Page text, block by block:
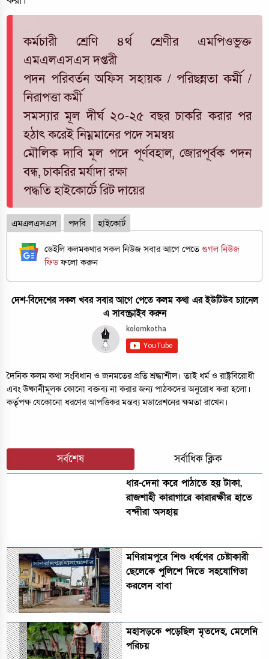
কর্মচারী শ্রেণি ৪র্থ শ্রেণীর এমপিওভুক্ত
এমএলএসএস দপ্তরী
পদন পরিবর্তন অফিস সহায়ক / পরিছন্নতা কর্মী /
নিরাপত্তা কর্মী
সমস্যার মূল দীর্ঘ ২০-২৫ বছর চাকরি করার পর
হঠাৎ করেই নিম্নমানের পদে সমন্বয়
মৌলিক দাবি মূল পদে পূর্ণবহাল, জোরপূর্বক পদন
বন্ধ, চাকরির মর্যাদা রক্ষা
পদ্ধতি হাইকোর্টে রিট দায়ের
এমএলএসএস পদবি হাইকোর্ট
ডেইলি কলমকথার সকল নিউজ সবার আগে পেতেগুগল নিউজ
ফিডফলো করুন
দেশ-বিদেশের সকল খবর সবার আগে পেতে কলম কথা এর ইউটিউব চ্যানেল
এ সাবস্ক্রাইব করুন
দৈনিক কলম কথা সংবিধান ও জনমতের প্রতি শ্রদ্ধাশীল। তাই ধর্ম ও রাষ্ট্রবিরোধী
এবং উষ্কানীমূলক কোনো বক্তব্য না করার জন্য পাঠকদের অনুরোধ করা হলো।
কর্তৃপক্ষ যেকোনো ধরণের আপত্তিকর মন্তব্য মডারেশনের ক্ষমতা রাখেন।
সর্বশেষ সর্বাধিক ক্লিক
ধার-দেনা করে পাঠাতে হয় টাকা,
রাজশাহী কারাগারে কারারক্ষীর হাতে
বন্দীরা অসহায়
মণিরামপুরে শিশু ধর্ষণের চেষ্টাকারী
ছেলেকে পুলিশে দিতে সহযোগিতা
করলেন বাবা
মহাসড়কে পড়েছিল মৃতদেহ, মেলেনি
পরিচয়